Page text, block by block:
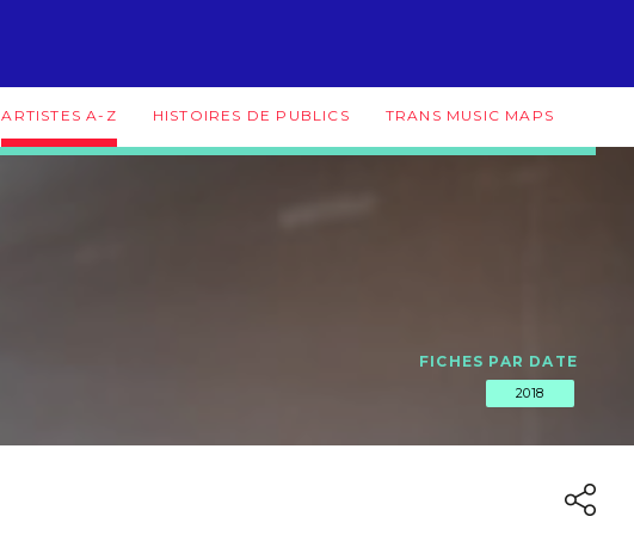
ARTISTES A-Z HISTOIRES DE PUBLICS TRANS MUSIC MAPS
FICHES PAR DATE
2018